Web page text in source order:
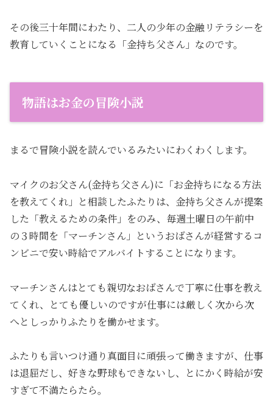
その後三十年間にわたり、二人の少年の金融リテラシーを
教育していくことになる「金持ち父さん」なのです。
物語はお金の冒険小説
まるで冒険小説を読んでいるみたいにわくわくします。
マイクのお父さん(金持ち父さん)に「お金持ちになる方法
を教えてくれ」と相談したふたりは、金持ち父さんが提案
した「教えるための条件」をのみ、毎週土曜日の午前中
の３時間を「マーチンさん」というおばさんが経営するコ
ンビニで安い時給でアルバイトすることになります。
マーチンさんはとても親切なおばさんで丁寧に仕事を教え
てくれ、とても優しいのですが仕事には厳しく次から次
へとしっかりふたりを働かせます。
ふたりも言いつけ通り真面目に頑張って働きますが、仕事
は退屈だし、好きな野球もできないし、とにかく時給が安
すぎて不満たらたら。